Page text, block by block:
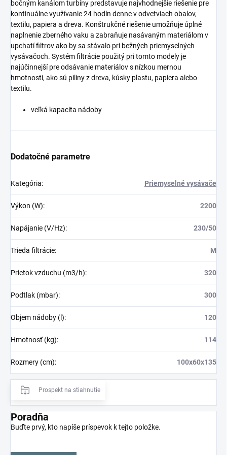
bočným kanálom turbíny predstavuje najvhodnejšie riešenie pre
kontinuálne využívanie 24 hodín denne v odvetviach obalov,
textilu, papiera a dreva. Konštrukčné riešenie umožňuje úplné
naplnenie zberného vaku a zabraňuje nasávaným materiálom v
upchatí filtrov ako by sa stávalo pri bežných priemyselných
vysávačoch. Systém filtrácie použitý pri tomto modely je
najúčinnejší pre odsávanie materiálov s nízkou mernou
hmotnosti, ako sú piliny z dreva, kúsky plastu, papiera alebo
textilu.
veľká kapacita nádoby
Dodatočné parametre
Kategória: Priemyselné vysávače
Výkon (W): 2200
Napájanie (V/Hz): 230/50
Trieda filtrácie: M
Prietok vzduchu (m3/h): 320
Podtlak (mbar): 300
Objem nádoby (l): 120
Hmotnosť (kg): 114
Rozmery (cm): 100x60x135
Prospekt na stiahnutie
Poradňa
Buďte prvý, kto napíše príspevok k tejto položke.